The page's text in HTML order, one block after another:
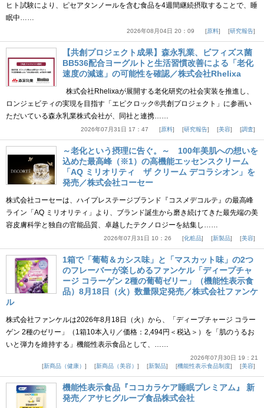
ヒト試験により、ピセアタンノールを含む食品を4週間継続摂取することで、睡
眠中……
2026年08月04日 20：09 原料 研究報告
【共創プロジェクト成果】森永乳業、ビフィズス菌
BB536配合ヨーグルトと生活習慣改善による「老化
速度の減速」の可能性を確認／株式会社Rhelixa
株式会社Rhelixaが展開する老化研究の社会実装を推進し、
ロンジェビティの実現を目指す「エピクロック®共創プロジェクト」に参画い
ただいている森永乳業株式会社が、同社と連携……
2026年07月31日 17：47 原料 研究報告 美容 調査
～老化という摂理に告ぐ。～ 100年美肌への想いを
込めた最高峰（※1）の高機能エッセンスクリーム
「AQ ミリオリティ ザ クリーム デコラシオン」を
発売／株式会社コーセー
株式会社コーセーは、ハイプレステージブランド『コスメデコルテ』の最高峰
ライン「AQ ミリオリティ」より、ブランド誕生から磨き続けてきた最先端の美
容皮膚科学と独自の官能品質、卓越したテクノロジーを結集し……
2026年07月31日 10：26 化粧品 新製品 美容
1箱で「葡萄＆カシス味」と「マスカット味」の2つ
のフレーバーが楽しめるファンケル「ディープチャ
ージ コラーゲン 2種の葡萄ゼリー」（機能性表示食
品）8月18日（火）数量限定発売／株式会社ファンケ
ル
株式会社ファンケルは2026年8月18日（火）から、「ディープチャージ コラー
ゲン 2種のゼリー」（1箱10本入り／価格：2,494円＜税込＞）を「肌のうるお
いと弾力を維持する」機能性表示食品として、……
2026年07月30日 19：21
新商品（健康）
新商品（美容） 新製品 機能性表示食品制度 美容
機能性表示食品『ココカラケア睡眠プレミアム』 新
発売／アサヒグループ食品株式会社